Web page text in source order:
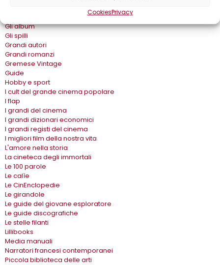
CookiesPrivacy
Gli album
Gli spilli
Grandi autori
Grandi romanzi
Gremese Vintage
Guide
Hobby e sport
I cult del grande cinema popolare
I flap
I grandi del cinema
I grandi dizionari economici
I grandi registi del cinema
I migliori film della nostra vita
L'amore nella storia
La cineteca degli immortali
Le 100 parole
Le calìe
Le CinEnclopedie
Le girandole
Le guide del giovane esploratore
Le guide discografiche
Le stelle filanti
Lillibooks
Media manuali
Narratori francesi contemporanei
Piccola biblioteca delle arti